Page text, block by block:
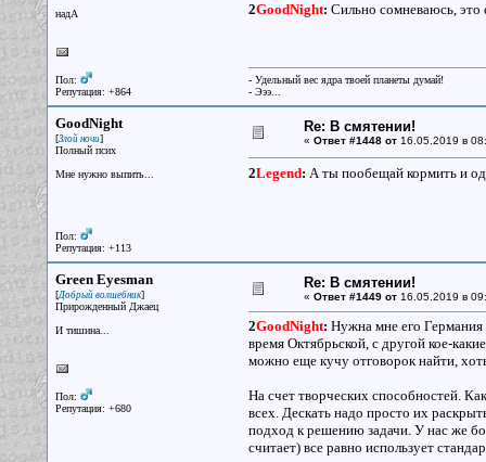
надА
Пол:
Репутация: +864
2GoodNight: Сильно сомневаюсь, это
- Удельный вес ядра твоей планеты думай!
- Эээ...
GoodNight
[Злой ночи]
Полный псих
Мне нужно выпить...
Пол:
Репутация: +113
Re: В смятении!
« Ответ #1448 от16.05.2019 в
2Legend: А ты пообещай кормить и
Green Eyesman
[Добрый волшебник]
Прирожденный Джаец
И тишина...
Пол:
Репутация: +680
Re: В смятении!
« Ответ #1449 от16.05.2019 в
2GoodNight: Нужна мне его
время Октябрьской, с другой кое-
можно еще кучу отговорок найти,
На счет творческих способностей.
всех. Дескать надо просто их
подход к решению задачи. У нас же
считает) все равно использует